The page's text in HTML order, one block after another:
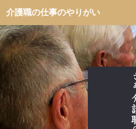
介護職の仕事のやりがい